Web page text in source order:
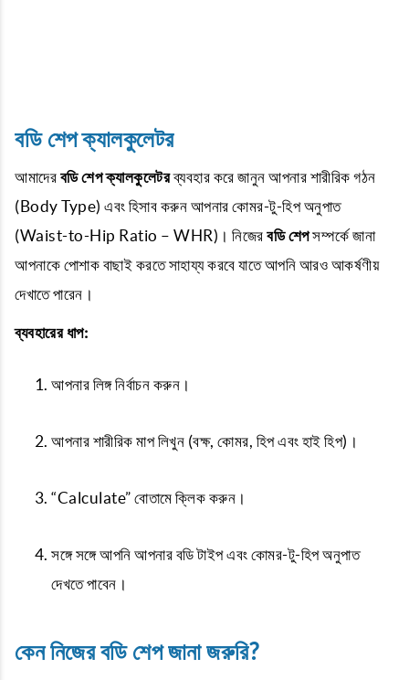
বডি শেপ ক্যালকুলেটর
আমাদের বডি শেপ ক্যালকুলেটরব্যবহার করে জানুন আপনার শারীরিক গঠন
(Body Type) এবং হিসাব করুন আপনার কোমর-টু-হিপ অনুপাত
(Waist-to-Hip Ratio – WHR)। নিজের বডি শেপসম্পর্কে জানা
আপনাকে পোশাক বাছাই করতে সাহায্য করবে যাতে আপনি আরও আকর্ষণীয়
দেখাতে পারেন।
ব্যবহারের ধাপ:
আপনার লিঙ্গ নির্বাচন করুন।
আপনার শারীরিক মাপ লিখুন (বক্ষ, কোমর, হিপ এবং হাই হিপ)।
“Calculate” বোতামে ক্লিক করুন।
সঙ্গে সঙ্গে আপনি আপনার বডি টাইপ এবং কোমর-টু-হিপ অনুপাত
দেখতে পাবেন।
কেন নিজের বডি শেপ জানা জরুরি?